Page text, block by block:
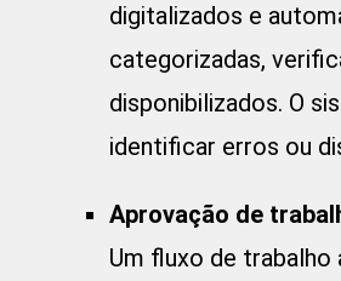
digitalizados e
categorizadas,
disponibilizados. O
identificar erros ou
Aprovação de
Um fluxo de